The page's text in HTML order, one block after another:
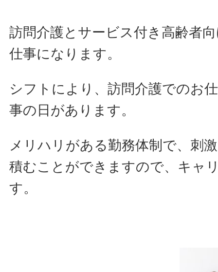
訪問介護とサービス付き高齢者
仕事になります。
シフトにより、訪問介護でのお
事の日があります。
メリハリがある勤務体制で、刺
積むことができますので、キャ
す。